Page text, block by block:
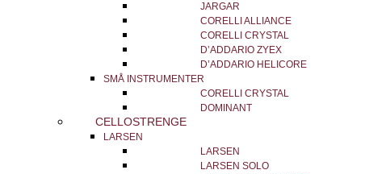
JARGAR
CORELLI ALLIANCE
CORELLI CRYSTAL
D’ADDARIO ZYEX
D’ADDARIO HELICORE
SMÅ INSTRUMENTER
CORELLI CRYSTAL
DOMINANT
CELLOSTRENGE
LARSEN
LARSEN
LARSEN SOLO